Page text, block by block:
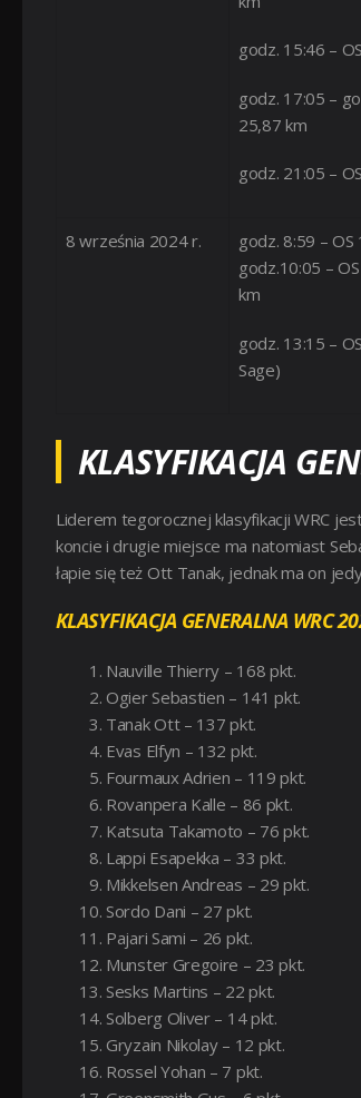
godz. 15:46 –
godz. 17:05 –
25,87 km
godz. 21:05 –
8 września 2024 r.
godz. 8:59 –
godz.10:05 –
km
godz. 13:15 –
Sage)
KLASYFIKACJA
Liderem tegorocznej klasyfikacji WRC
koncie i drugie miejsce ma natomiast
łapie się też Ott Tanak, jednak ma on
KLASYFIKACJA GENERALNA WRC
Nauville Thierry – 168 pkt.
Ogier Sebastien – 141 pkt.
Tanak Ott – 137 pkt.
Evas Elfyn – 132 pkt.
Fourmaux Adrien – 119 pkt.
Rovanpera Kalle – 86 pkt.
Katsuta Takamoto – 76 pkt.
Lappi Esapekka – 33 pkt.
Mikkelsen Andreas – 29 pkt.
Sordo Dani – 27 pkt.
Pajari Sami – 26 pkt.
Munster Gregoire – 23 pkt.
Sesks Martins – 22 pkt.
Solberg Oliver – 14 pkt.
Gryzain Nikolay – 12 pkt.
Rossel Yohan – 7 pkt.